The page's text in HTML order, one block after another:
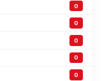
0
0
0
0
0